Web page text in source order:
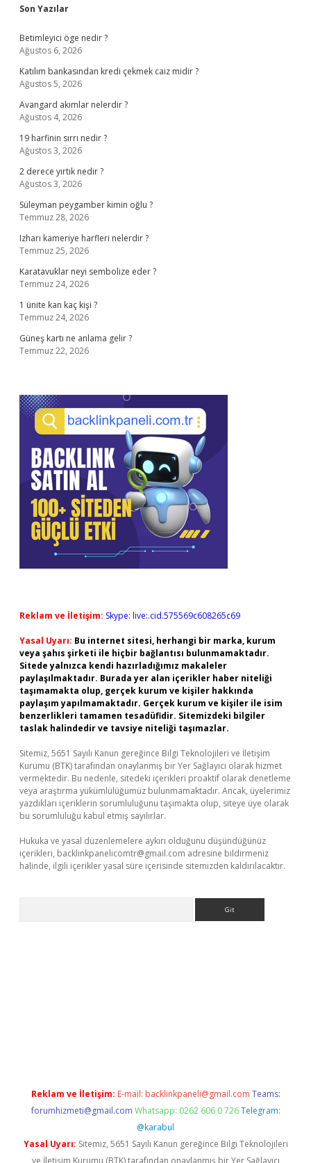
Sidebar
Son Yazılar
Betimleyici öge nedir ?
Ağustos 6, 2026
Katılım bankasından kredi çekmek caiz midir ?
Ağustos 5, 2026
Avangard akımlar nelerdir ?
Ağustos 4, 2026
19 harfinin sırrı nedir ?
Ağustos 3, 2026
2 derece yırtık nedir ?
Ağustos 3, 2026
Süleyman peygamber kimin oğlu ?
Temmuz 28, 2026
Izharı kameriye harfleri nelerdir ?
Temmuz 25, 2026
Karatavuklar neyi sembolize eder ?
Temmuz 24, 2026
1 ünite kan kaç kişi ?
Temmuz 24, 2026
Güneş kartı ne anlama gelir ?
Temmuz 22, 2026
Reklam ve İletişim: Skype: live:.cid.575569c608265c69
Yasal Uyarı: Bu internet sitesi, herhangi bir marka, kurum
veya şahıs şirketi ile hiçbir bağlantısı bulunmamaktadır.
Sitede yalnızca kendi hazırladığımız makaleler
paylaşılmaktadır. Burada yer alan içerikler haber niteliği
taşımamakta olup, gerçek kurum ve kişiler hakkında
paylaşım yapılmamaktadır. Gerçek kurum ve kişiler ile isim
benzerlikleri tamamen tesadüfidir. Sitemizdeki bilgiler
taslak halindedir ve tavsiye niteliği taşımazlar.
Sitemiz, 5651 Sayılı Kanun gereğince Bilgi Teknolojileri ve İletişim
Kurumu (BTK) tarafından onaylanmış bir Yer Sağlayıcı olarak hizmet
vermektedir. Bu nedenle, sitedeki içerikleri proaktif olarak denetleme
veya araştırma yükümlülüğümüz bulunmamaktadır. Ancak, üyelerimiz
yazdıkları içeriklerin sorumluluğunu taşımakta olup, siteye üye olarak
bu sorumluluğu kabul etmiş sayılırlar.
Hukuka ve yasal düzenlemelere aykırı olduğunu düşündüğünüz
içerikleri, backlinkpanelicomtr@gmail.com adresine bildirmeniz
halinde, ilgili içerikler yasal süre içerisinde sitemizden kaldırılacaktır.
Reklam ve İletişim: E-mail: backlinkpaneli@gmail.com Teams:
forumhizmeti@gmail.com Whatsapp: 0262 606 0 726 Telegram:
@karabul
Yasal Uyarı: Sitemiz, 5651 Sayılı Kanun gereğince Bilgi Teknolojileri
ve İletişim Kurumu (BTK) tarafından onaylanmış bir Yer Sağlayıcı